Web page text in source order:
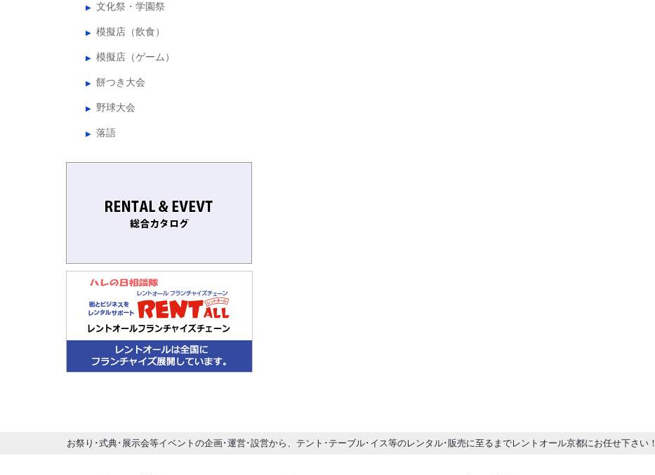
文化祭・学園祭
模擬店（飲食）
模擬店（ゲーム）
餅つき大会
野球大会
落語
お祭り･式典･展示会等イベントの企画･運営･設営から、テント･テーブル･イス等のレンタル･販売に至るまでレントオール京都にお任せ下さい！